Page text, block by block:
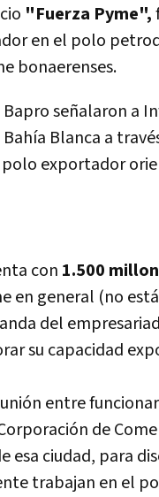
"Fuerza Pyme",
en el polo
bonaerenses.
señalaron a
Blanca a
exportador
con 1.500
en general (no
del
su capacidad
entre
de
esa ciudad, para
trabajan en el